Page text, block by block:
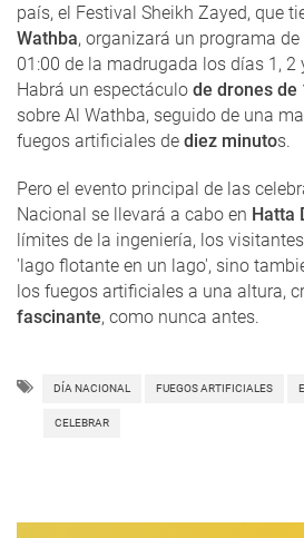
país, el Festival Sheikh Zayed, que
Wathba, organizará un programa
01:00 de la madrugada los días 1, 2
Habrá un espectáculo de drones de
sobre Al Wathba, seguido de una
fuegos artificiales de diez minutos.
Pero el evento principal de las
Nacional se llevará a cabo en Hatta
límites de la ingeniería, los
'lago flotante en un lago', sino
los fuegos artificiales a una altura,
fascinante, como nunca antes.
DÍA NACIONAL FUEGOS ARTIFICIALES
CELEBRAR